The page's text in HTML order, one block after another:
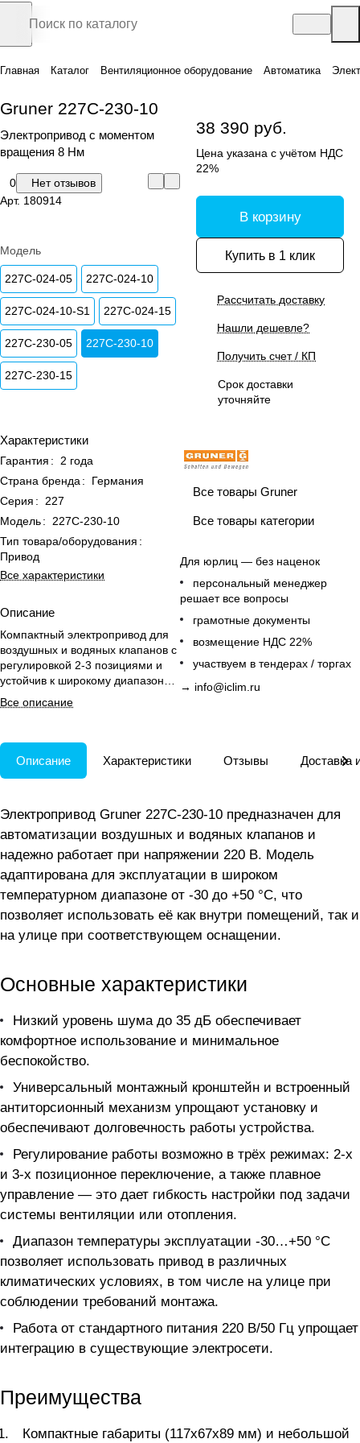
Главная Каталог Вентиляционное оборудование Автоматика
Gruner 227C-230-10
Электропривод с моментом
вращения 8 Нм
0
Нет отзывов
Арт. 180914
Модель
227C-024-05 227C-024-10
227C-024-10-S1 227C-024-15
227C-230-05 227C-230-10
227C-230-15
Характеристики
Гарантия :
2 года
Страна бренда :
Германия
Серия :
227
Модель:
227C-230-10
Тип товара/оборудования :
Привод
Все характеристики
Описание
Компактный электропривод для
воздушных и водяных клапанов с
регулировкой 2-3 позициями и
устойчив к широкому диапазону
температур.
Все описание
38 390 руб.
Цена указана с учётом НДС
22%
В корзину
Купить в 1 клик
Рассчитать доставку
Нашли дешевле?
Получить счет / КП
Срок доставки
уточняйте
Все товары Gruner
Все товары категории
Для юрлиц — без наценок
персональный менеджер
решает все вопросы
грамотные документы
возмещение НДС 22%
участвуем в тендерах / торгах
→ info@iclim.ru
Описание Характеристики Отзывы Доставка
Электропривод Gruner 227C-230-10 предназначен для
автоматизации воздушных и водяных клапанов и
надежно работает при напряжении 220 В. Модель
адаптирована для эксплуатации в широком
температурном диапазоне от -30 до +50 °C, что
позволяет использовать её как внутри помещений, так и
на улице при соответствующем оснащении.
Основные характеристики
Низкий уровень шума до 35 дБ обеспечивает
комфортное использование и минимальное
беспокойство.
Универсальный монтажный кронштейн и встроенный
антиторсионный механизм упрощают установку и
обеспечивают долговечность работы устройства.
Регулирование работы возможно в трёх режимах: 2-х
и 3-х позиционное переключение, а также плавное
управление — это дает гибкость настройки под задачи
системы вентиляции или отопления.
Диапазон температуры эксплуатации -30…+50 °C
позволяет использовать привод в различных
климатических условиях, в том числе на улице при
соблюдении требований монтажа.
Работа от стандартного питания 220 В/50 Гц упрощает
интеграцию в существующие электросети.
Преимущества
Компактные габариты (117x67x89 мм) и небольшой